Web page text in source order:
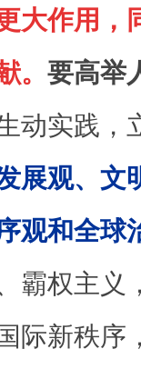
大作用，
。 要高举
动实践，
展观、文
观和全球
霸权主义
际新秩序